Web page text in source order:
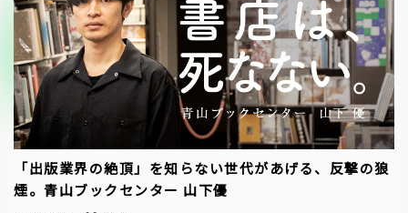
「出版業界の絶頂」を知らない世代があげる、反撃の狼
煙。青山ブックセンター 山下優